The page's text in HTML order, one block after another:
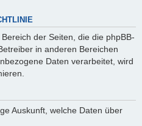
der Seiten, die die phpBB-
in anderen Bereichen
Daten verarbeitet, wird
Auskunft, welche Daten über